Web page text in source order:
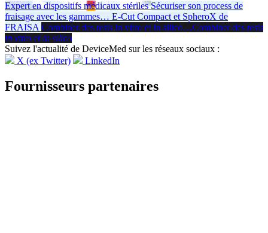
Expert en dispositifs médicaux stériles Sécuriser son process de
fraisage avec les gammes… E-Cut Compact et SpheroX de
FRAISA Combiner des tests in vitro et in silico…Combiner des tests
in vitro et in silico
Suivez l'actualité de DeviceMed sur les réseaux sociaux :
X (ex Twitter)
LinkedIn
Fournisseurs partenaires